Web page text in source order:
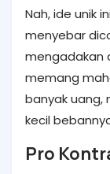
Nah, ide unik
menyebar
mengadakan
memang
banyak uang,
kecil
Pro